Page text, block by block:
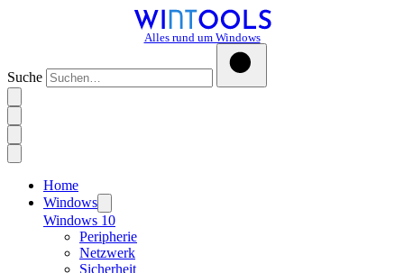
Alles rund um Windows
Suche
Home
Windows
Windows 10
Peripherie
Netzwerk
Sicherheit